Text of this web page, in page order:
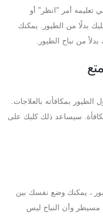
تعليمه أمر "انظر" أو
بدلًا من الطيور. يمكنك
من نباح الطيور.
بمكافأته بالعلاجات.
سيساعد ذلك كلبك على
، يمكنك وضع نفسك بين
مسيطر وأن النباح ليس